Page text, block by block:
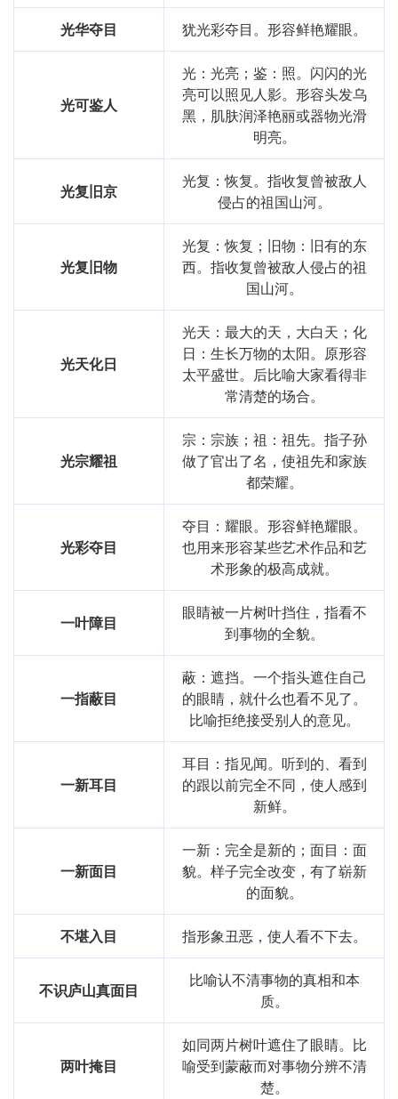
光华夺目 犹光彩夺目。形容鲜艳耀眼。
光可鉴人
光：光亮；鉴：照。闪闪的光
亮可以照见人影。形容头发乌
黑，肌肤润泽艳丽或器物光滑
明亮。
光复旧京
光复：恢复。指收复曾被敌人
侵占的祖国山河。
光复旧物
光复：恢复；旧物：旧有的东
西。指收复曾被敌人侵占的祖
国山河。
光天化日
光天：最大的天，大白天；化
日：生长万物的太阳。原形容
太平盛世。后比喻大家看得非
常清楚的场合。
光宗耀祖
宗：宗族；祖：祖先。指子孙
做了官出了名，使祖先和家族
都荣耀。
光彩夺目
夺目：耀眼。形容鲜艳耀眼。
也用来形容某些艺术作品和艺
术形象的极高成就。
一叶障目
眼睛被一片树叶挡住，指看不
到事物的全貌。
一指蔽目
蔽：遮挡。一个指头遮住自己
的眼睛，就什么也看不见了。
比喻拒绝接受别人的意见。
一新耳目
耳目：指见闻。听到的、看到
的跟以前完全不同，使人感到
新鲜。
一新面目
一新：完全是新的；面目：面
貌。样子完全改变，有了崭新
的面貌。
不堪入目 指形象丑恶，使人看不下去。
不识庐山真面目
比喻认不清事物的真相和本
质。
两叶掩目
如同两片树叶遮住了眼睛。比
喻受到蒙蔽而对事物分辨不清
楚。